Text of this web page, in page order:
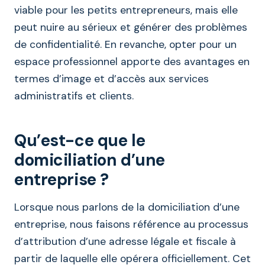
viable pour les petits entrepreneurs, mais elle
peut nuire au sérieux et générer des problèmes
de confidentialité. En revanche, opter pour un
espace professionnel apporte des avantages en
termes d’image et d’accès aux services
administratifs et clients.
Qu’est-ce que le
domiciliation d’une
entreprise ?
Lorsque nous parlons de la domiciliation d’une
entreprise, nous faisons référence au processus
d’attribution d’une adresse légale et fiscale à
partir de laquelle elle opérera officiellement. Cet